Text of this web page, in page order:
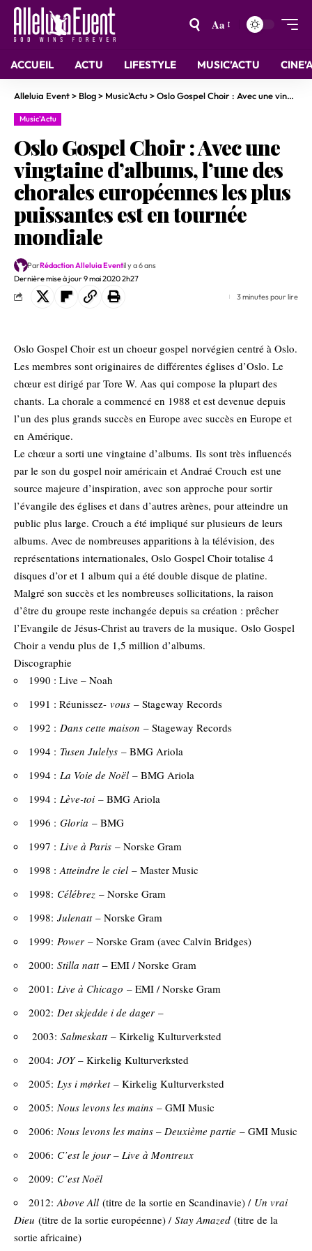
Aa
ACCUEIL ACTU LIFESTYLE MUSIC’ACTU
Alleluia Event> Blog> Music'Actu >Oslo Gospel Choir : Avec une vingtaine d’albums, l’une des chorales européennes les plus puissantes est en tournée mondiale
Music'Actu
Oslo Gospel Choir : Avec une
vingtaine d’albums, l’une des
chorales européennes les plus
puissantes est en tournée
mondiale
Dernière mise à jour 9 mai 2020 2h27
ParRédaction Alleluia Eventil y a 6 ans
3 minutes pour lire
Oslo Gospel Choir est un choeur gospel norvégien centré à Oslo.
Les membres sont originaires de différentes églises d’Oslo. Le
chœur est dirigé par Tore W. Aas qui compose la plupart des
chants. La chorale a commencé en 1988 et est devenue depuis
l’un des plus grands succès en Europe avec succès en Europe et
en Amérique.
Le chœur a sorti une vingtaine d’albums. Ils sont très influencés
par le son du gospel noir américain et Andraé Crouch est une
source majeure d’inspiration, avec son approche pour sortir
l’évangile des églises et dans d’autres arènes, pour atteindre un
public plus large. Crouch a été impliqué sur plusieurs de leurs
albums. Avec de nombreuses apparitions à la télévision, des
représentations internationales, Oslo Gospel Choir totalise 4
disques d’or et 1 album qui a été double disque de platine.
Malgré son succès et les nombreuses sollicitations, la raison
d’être du groupe reste inchangée depuis sa création : prêcher
l’Evangile de Jésus-Christ au travers de la musique. Oslo Gospel
Choir a vendu plus de 1,5 million d’albums.
Discographie
1990 : Live – Noah
1991 : Réunissez- vous – Stageway Records
1992 : Dans cette maison – Stageway Records
1994 : Tusen Julelys – BMG Ariola
1994 : La Voie de Noël – BMG Ariola
1994 : Lève-toi – BMG Ariola
1996 : Gloria – BMG
1997 : Live à Paris – Norske Gram
1998 : Atteindre le ciel – Master Music
1998: Célébrez – Norske Gram
1998: Julenatt– Norske Gram
1999: Power – Norske Gram (avec Calvin Bridges)
2000: Stilla natt– EMI / Norske Gram
2001: Live à Chicago – EMI / Norske Gram
2002: Det skjedde i de dager –
2003: Salmeskatt– Kirkelig Kulturverksted
2004: JOY– Kirkelig Kulturverksted
2005: Lys i mørket– Kirkelig Kulturverksted
2005: Nous levons les mains – GMI Music
2006: Nous levons les mains – Deuxième partie – GMI Music
2006: C’est le jour – Live à Montreux
2009: C’est Noël
2012: Above All (titre de la sortie en Scandinavie) / Un vrai
Dieu (titre de la sortie européenne) / Stay Amazed (titre de la
sortie africaine)